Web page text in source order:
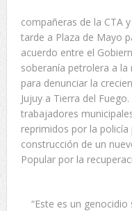
compañeras de la CTA
tarde a Plaza de Mayo
acuerdo entre el
soberanía petrolera a
para denunciar la
Jujuy a Tierra del
trabajadores
reprimidos por la policía
construcción de un
Popular por la
“Este es un